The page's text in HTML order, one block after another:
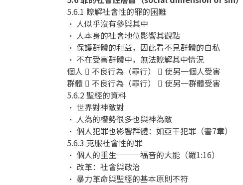
5.6.1 瞭解社會性的罪的困難
• 人似乎沒有參與其中
• 人本身的社會地位影響其觀點
• 保護群體的利益，因此看不見群體的自私
• 不在受害群體中，無法瞭解其中情況
個人  不良行為（罪行）  使另一個人受害
群體  不良行為（罪行）  使另一群體受害
5.6.2 聖經的資料
• 世界對神敵對
• 人為的權勢很多也與神為敵
• 個人犯罪也影響群體：如亞干犯罪（書7章）
5.6.3 克服社會性的罪
• 個人的重生───福音的大能（羅1:16）
• 改革：社會與政治
• 暴力革命與聖經的基本原則不符